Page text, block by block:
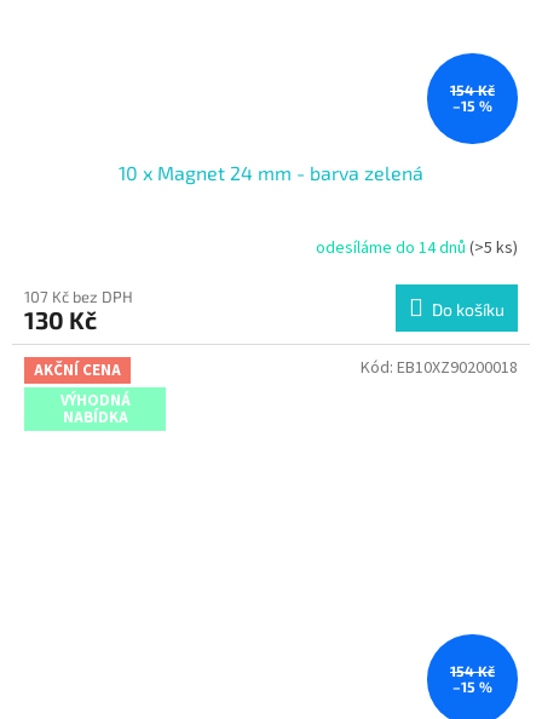
154 Kč
–15 %
10 x Magnet 24 mm - barva zelená
odesíláme do 14 dnů (>5 ks)
107 Kč bez DPH
130 Kč Do košíku
AKČNÍ CENA
VÝHODNÁ
NABÍDKA
154 Kč
–15 %
Kód: EB10XZ90200018